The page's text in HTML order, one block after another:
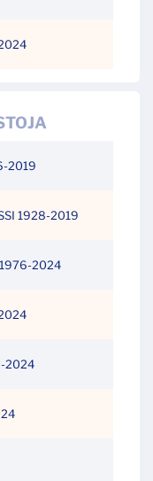
2019
1928-2019
1976-2024
2024